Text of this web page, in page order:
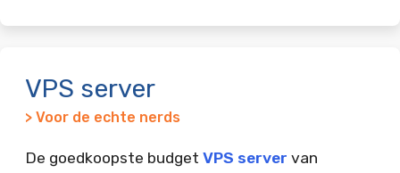
VPS server
> Voor de echte nerds
De goedkoopste budget VPS server van